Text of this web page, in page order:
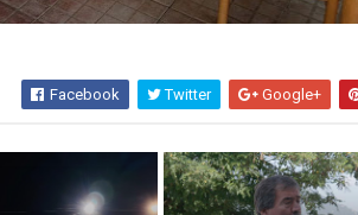
Facebook Twitter Google+